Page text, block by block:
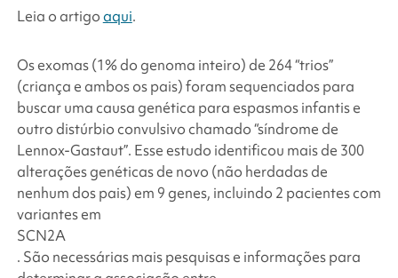
Leia o artigoaqui.
Os exomas (1% do genoma inteiro) de 264 “trios”
(criança e ambos os pais) foram sequenciados para
buscar uma causa genética para espasmos infantis e
outro distúrbio convulsivo chamado “síndrome de
Lennox-Gastaut”. Esse estudo identificou mais de 300
alterações genéticas de novo (não herdadas de
nenhum dos pais) em 9 genes, incluindo 2 pacientes com
variantes em
SCN2A
. São necessárias mais pesquisas e informações para